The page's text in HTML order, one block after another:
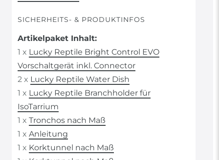
SICHERHEITS- & PRODUKTINFOS
Artikelpaket Inhalt:
1 x Lucky Reptile Bright Control EVO
Vorschaltgerät inkl. Connector
2 x Lucky Reptile Water Dish
1 x Lucky Reptile Branchholder für
IsoTarrium
1 x Tronchos nach Maß
1 x Anleitung
1 x Korktunnel nach Maß